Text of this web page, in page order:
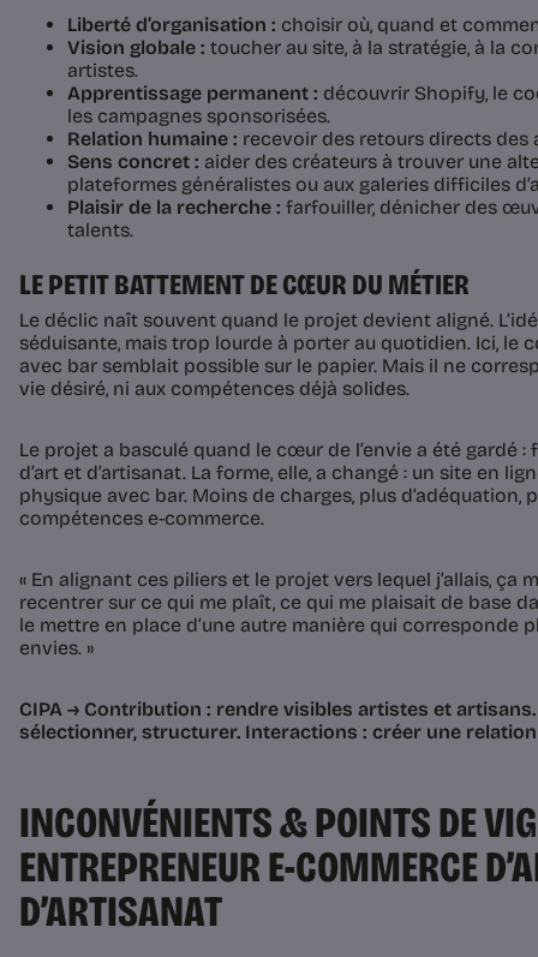
Liberté d’organisation : choisir où, quand et
Vision globale : toucher au site, à la stratégie, à la
artistes.
Apprentissage permanent : découvrir Shopify, le
les campagnes sponsorisées.
Relation humaine : recevoir des retours directs des
Sens concret : aider des créateurs à trouver une
plateformes généralistes ou aux galeries difficiles
Plaisir de la recherche : farfouiller, dénicher des
talents.
LE PETIT BATTEMENT DE CŒUR DU MÉTIER
Le déclic naît souvent quand le projet devient aligné.
séduisante, mais trop lourde à porter au quotidien. Ici, le
avec bar semblait possible sur le papier. Mais il ne
vie désiré, ni aux compétences déjà solides.
Le projet a basculé quand le cœur de l’envie a été gardé
d’art et d’artisanat. La forme, elle, a changé : un site en
physique avec bar. Moins de charges, plus d’adéquation,
compétences e-commerce.
« En alignant ces piliers et le projet vers lequel j’allais, ça
recentrer sur ce qui me plaît, ce qui me plaisait de base
le mettre en place d’une autre manière qui corresponde
envies. »
CIPA → Contribution : rendre visibles artistes et
sélectionner, structurer. Interactions : créer une
INCONVÉNIENTS & POINTS DE
ENTREPRENEUR E-COMMERCE
D’ARTISANAT